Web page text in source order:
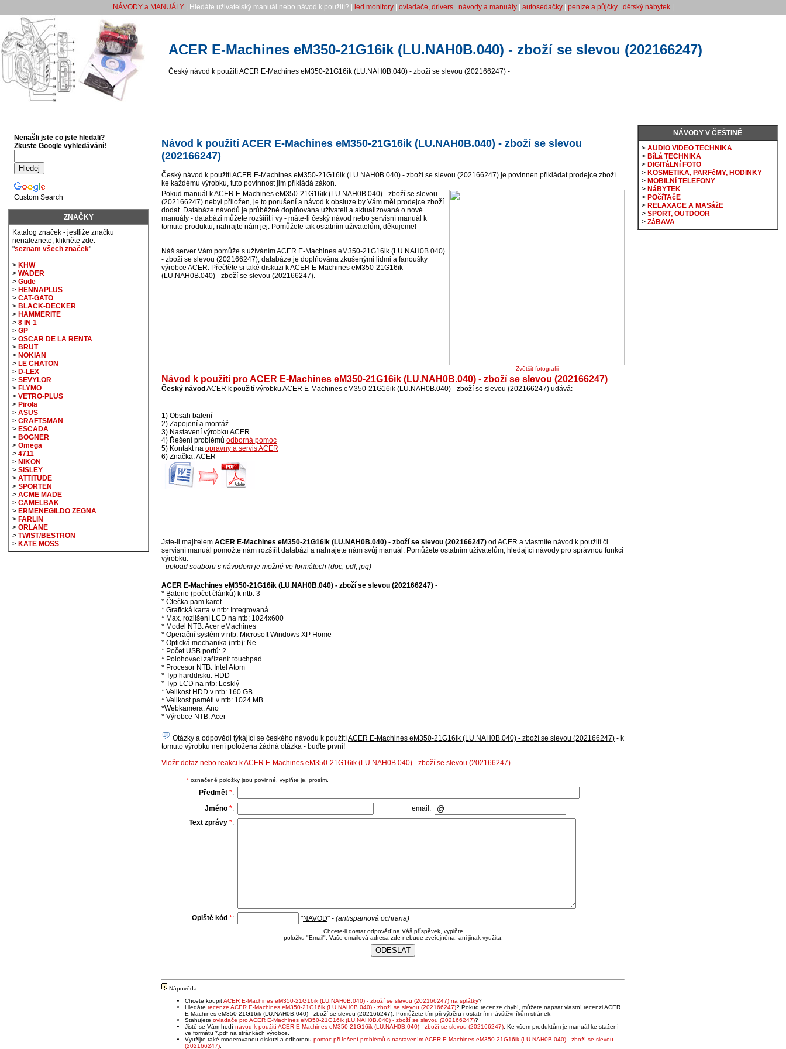
NÁVODY a MANUÁLY| Hledáte uživatelský manuál nebo návod k použití? | led monitory| ovladače, drivers| návody a manuály| autosedačky| peníze a půjčky| dětský nábytek|
ACER E-Machines eM350-21G16ik (LU.NAH0B.040) - zboží se slevou (202166247)
Český návod k použití ACER E-Machines eM350-21G16ik (LU.NAH0B.040) - zboží se slevou (202166247) -
Návod k použití ACER E-Machines eM350-21G16ik (LU.NAH0B.040) - zboží se slevou
(202166247)
Český návod k použití ACER E-Machines eM350-21G16ik (LU.NAH0B.040) - zboží se slevou (202166247) je povinnen přikládat prodejce zboží
ke každému výrobku, tuto povinnost jim přikládá zákon.
Pokud manuál k ACER E-Machines eM350-21G16ik (LU.NAH0B.040) - zboží se slevou
(202166247) nebyl přiložen, je to porušení a návod k obsluze by Vám měl prodejce zboží
dodat. Databáze návodů je průběžně doplňována uživateli a aktualizovaná o nové
manuály - databázi můžete rozšířit i vy - máte-li český návod nebo servisní manuál k
tomuto produktu, nahrajte nám jej. Pomůžete tak ostatním uživatelům, děkujeme!
Náš server Vám pomůže s užíváním ACER E-Machines eM350-21G16ik (LU.NAH0B.040)
- zboží se slevou (202166247), databáze je doplňována zkušenými lidmi a fanoušky
výrobce ACER. Přečtěte si také diskuzi k ACER E-Machines eM350-21G16ik
(LU.NAH0B.040) - zboží se slevou (202166247).
Zvětšit fotografii
Návod k použití pro ACER E-Machines eM350-21G16ik (LU.NAH0B.040) - zboží se slevou (202166247)
Český návod ACER k použití výrobku ACER E-Machines eM350-21G16ik (LU.NAH0B.040) - zboží se slevou (202166247) udává:
1) Obsah balení
2) Zapojení a montáž
3) Nastavení výrobku ACER
4) Řešení problémů odborná pomoc
5) Kontakt na opravny a servis ACER
6) Značka: ACER
Jste-li majitelem ACER E-Machines eM350-21G16ik (LU.NAH0B.040) - zboží se slevou (202166247) od ACER a vlastníte návod k použití či
servisní manuál pomožte nám rozšířit databázi a nahrajete nám svůj manuál. Pomůžete ostatním uživatelům, hledající návody pro správnou funkci
výrobku.
- upload souboru s návodem je možné ve formátech (doc, pdf, jpg)
ACER E-Machines eM350-21G16ik (LU.NAH0B.040) - zboží se slevou (202166247) -
* Baterie (počet článků) k ntb: 3
* Čtečka pam.karet
* Grafická karta v ntb: Integrovaná
* Max. rozlišení LCD na ntb: 1024x600
* Model NTB: Acer eMachines
* Operační systém v ntb: Microsoft Windows XP Home
* Optická mechanika (ntb): Ne
* Počet USB portů: 2
* Polohovací zařízení: touchpad
* Procesor NTB: Intel Atom
* Typ harddisku: HDD
* Typ LCD na ntb: Lesklý
* Velikost HDD v ntb: 160 GB
* Velikost paměti v ntb: 1024 MB
*Webkamera: Ano
* Výrobce NTB: Acer
Otázky a odpovědi týkájící se českého návodu k použitíACER E-Machines eM350-21G16ik (LU.NAH0B.040) - zboží se slevou (202166247) - k
tomuto výrobku není položena žádná otázka - buďte první!
Vložit dotaz nebo reakci k ACER E-Machines eM350-21G16ik (LU.NAH0B.040) - zboží se slevou (202166247)
* označené položky jsou povinné, vyplňte je, prosím.
Předmět *:
Jméno *:
email:
Text zprávy *:
Opiště kód *: "NAVOD" - (antispamová ochrana)
Chcete-li dostat odpověď na Váš příspěvek, vyplňte
položku "Email". Vaše emailová adresa zde nebude zveřejněna, ani jinak využita.
Nápověda:
Chcete koupitACER E-Machines eM350-21G16ik (LU.NAH0B.040) - zboží se slevou (202166247) na splátky?
Hledáte recenze ACER E-Machines eM350-21G16ik (LU.NAH0B.040) - zboží se slevou (202166247)? Pokud recenze chybí, můžete napsat vlastní recenzi ACER
E-Machines eM350-21G16ik (LU.NAH0B.040) - zboží se slevou (202166247). Pomůžete tím při výběru i ostatním návštěvníkům stránek.
Stahujete ovladače pro ACER E-Machines eM350-21G16ik (LU.NAH0B.040) - zboží se slevou (202166247)?
Jistě se Vám hodí návod k použití ACER E-Machines eM350-21G16ik (LU.NAH0B.040) - zboží se slevou (202166247) . Ke všem produktům je manuál ke stažení
ve formátu *.pdf na stránkách výrobce.
Využijte také moderovanou diskuzi a odbornou pomoc při řešení problémů s nastavením ACER E-Machines eM350-21G16ik (LU.NAH0B.040) - zboží se slevou
(202166247)
Nenašli jste co jste hledali?
Zkuste Google vyhledávání!
Custom Search
ZNAČKY
Katalog značek - jestliže značku
nenaleznete, klikněte zde:
"seznam všech značek"
> KHW
> WADER
> Güde
> HENNAPLUS
> CAT-GATO
> BLACK-DECKER
> HAMMERITE
> 8 IN 1
> GP
> OSCAR DE LA RENTA
> BRUT
> NOKIAN
> LE CHATON
> D-LEX
> SEVYLOR
> FLYMO
> VETRO-PLUS
> Pirola
> ASUS
> CRAFTSMAN
> ESCADA
> BOGNER
> Omega
> 4711
> NIKON
> SISLEY
> ATTITUDE
> SPORTEN
> ACME MADE
> CAMELBAK
> ERMENEGILDO ZEGNA
> FARLIN
> ORLANE
> TWIST/BESTRON
> KATE MOSS
NÁVODY V ČEŠTINĚ
> AUDIO VIDEO TECHNIKA
> BíLá TECHNIKA
> DIGITáLNí FOTO
> KOSMETIKA, PARFéMY, HODINKY
> MOBILNí TELEFONY
> NáBYTEK
> POčíTAčE
> RELAXACE A MASážE
> SPORT, OUTDOOR
> ZáBAVA